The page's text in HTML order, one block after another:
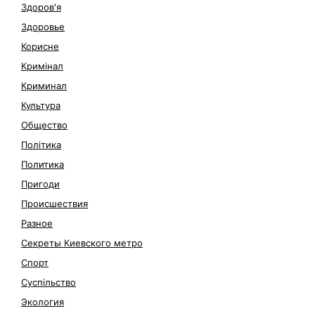
Здоров'я
Здоровье
Корисне
Кримінал
Криминал
Культура
Общество
Політика
Политика
Пригоди
Происшествия
Разное
Секреты Киевского метро
Спорт
Суспільство
Экология